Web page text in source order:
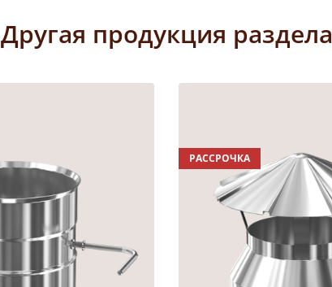
Другая продукция раздела
РАССРОЧКА